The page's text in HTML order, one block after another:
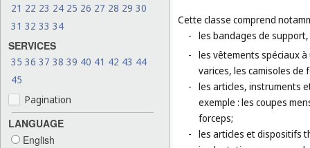
21 22 23 24 25 26 27 28 29 30
31 32 33 34
SERVICES
35 36 37 38 39 40 41 42 43 44
45
Pagination
LANGUAGE
English
Cette classe comprend
- les bandages de
- les vêtements spéciaux
varices, les camisoles de
- les articles, instruments
exemple : les coupes
forceps;
- les articles et dispositifs